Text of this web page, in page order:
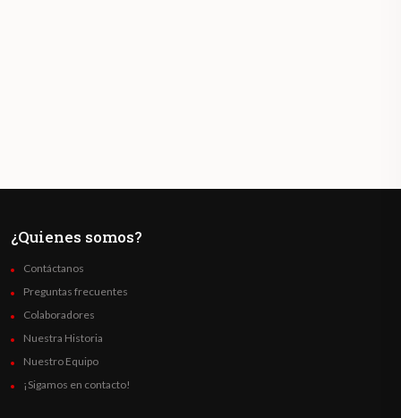
¿Quienes somos?
Contáctanos
Preguntas frecuentes
Colaboradores
Nuestra Historia
Nuestro Equipo
¡Sigamos en contacto!